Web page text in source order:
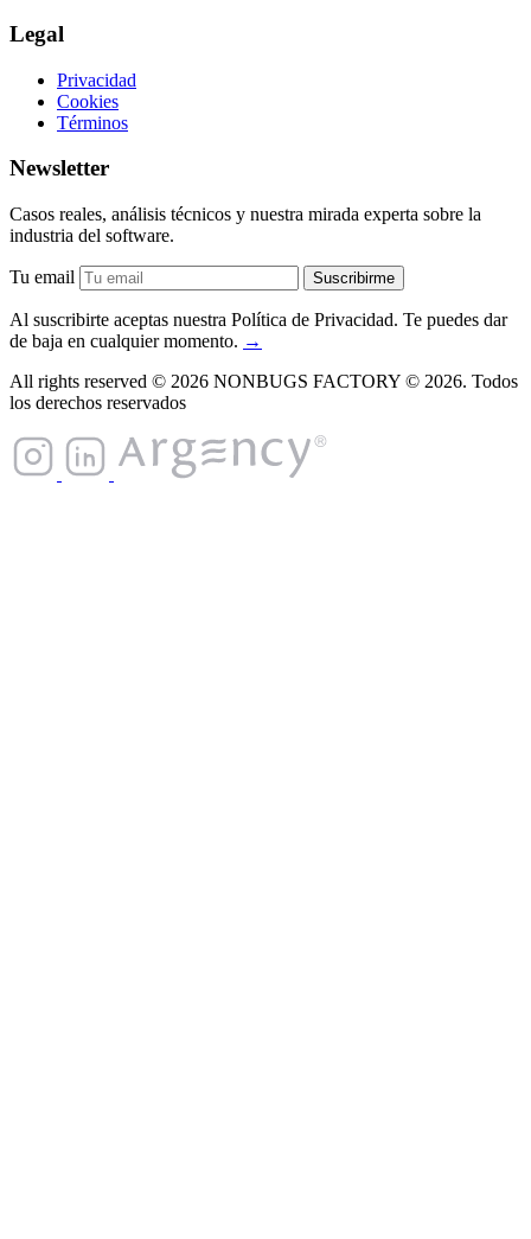
Legal
Privacidad
Cookies
Términos
Newsletter
Casos reales, análisis técnicos y nuestra mirada experta sobre la
industria del software.
Tu email Suscribirme
Al suscribirte aceptas nuestra Política de Privacidad. Te puedes dar
de baja en cualquier momento. →
All rights reserved © 2026 NONBUGS FACTORY © 2026. Todos
los derechos reservados